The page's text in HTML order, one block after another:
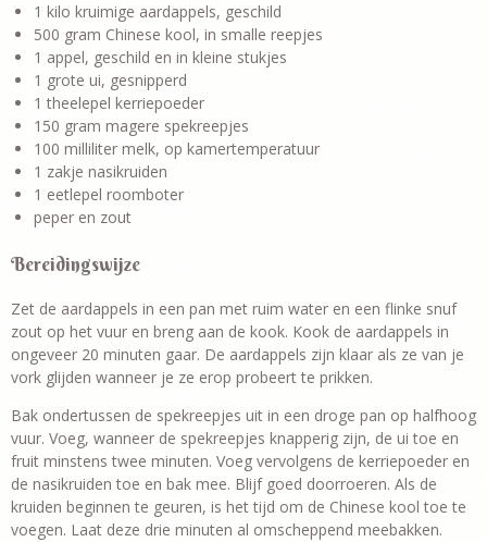
1 kilo kruimige aardappels, geschild
500 gram Chinese kool, in smalle reepjes
1 appel, geschild en in kleine stukjes
1 grote ui, gesnipperd
1 theelepel kerriepoeder
150 gram magere spekreepjes
100 milliliter melk, op kamertemperatuur
1 zakje nasikruiden
1 eetlepel roomboter
peper en zout
Bereidingswijze
Zet de aardappels in een pan met ruim water en een flinke snuf
zout op het vuur en breng aan de kook. Kook de aardappels in
ongeveer 20 minuten gaar. De aardappels zijn klaar als ze van je
vork glijden wanneer je ze erop probeert te prikken.
Bak ondertussen de spekreepjes uit in een droge pan op halfhoog
vuur. Voeg, wanneer de spekreepjes knapperig zijn, de ui toe en
fruit minstens twee minuten. Voeg vervolgens de kerriepoeder en
de nasikruiden toe en bak mee. Blijf goed doorroeren. Als de
kruiden beginnen te geuren, is het tijd om de Chinese kool toe te
voegen. Laat deze drie minuten al omscheppend meebakken.